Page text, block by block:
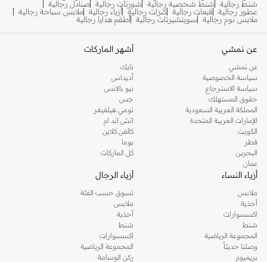
شنط رجالية
شنط شخصية رجالية شورتات رجالية صنادل رجالية
عطور رجالية
قبعات رجالية كنزات رجالية أزياء رجالية ملابس سباحة رجالية
ملابس نوم رجالية
سويتشيرتات رجالية أطقم هدايا رجالية
عن نمشي
عن نمشي
سياسة الخصوصية
سياسة الاسترجاع
حقوق المستهلك
المملكة العربية السعودية
الإمارات العربية المتحدة
الكويت
قطر
البحرين
عمان
أشهر الماركات
نايك
أديداس
نيو بالانس
جس
تومي هيلفيغر
اتش اند ام
كالفن كلاين
بوما
كل الماركات
أزياء النساء
ملابس
أحذية
اكسسوارات
شنط
المجموعة الرياضية
وصلنا حديثاً
بريميوم
أزياء الرجال
تسوق حسب الفئة
ملابس
أحذية
شنط
اكسسوارات
المجموعة الرياضية
ركن الوسامة